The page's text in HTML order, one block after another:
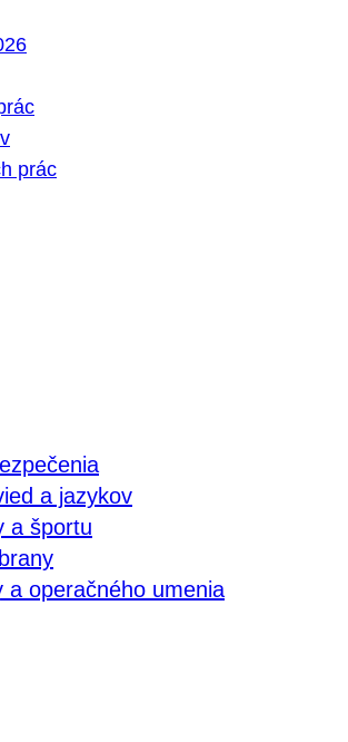
prác
a jazykov
a športu
a operačného umenia